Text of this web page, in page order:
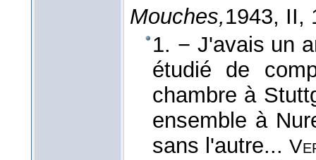
Mouches,1943, II,
1. − J'avais un
étudié de
chambre à
ensemble à
sans l'autre...